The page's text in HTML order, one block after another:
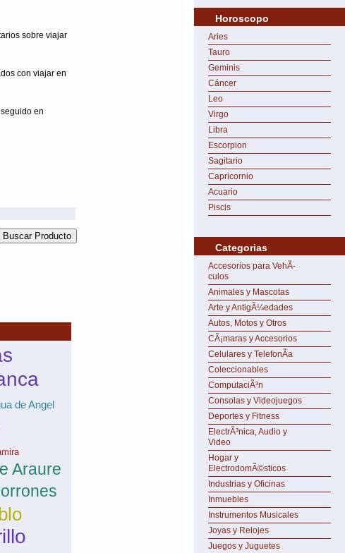
sobre viajar
con viajar en
en
de Angel
Araure
Horoscopo
Aries
Tauro
Geminis
Cáncer
Leo
Virgo
Libra
Escorpion
Sagitario
Capricornio
Acuario
Piscis
Categorias
Accesorios para VehÃ­
culos
Animales y Mascotas
Arte y AntigÃ¼edades
Autos, Motos y Otros
CÃ¡maras y Accesorios
Celulares y TelefonÃ­a
Coleccionables
ComputaciÃ³n
Consolas y Videojuegos
Deportes y Fitness
ElectrÃ³nica, Audio y
Video
Hogar y
ElectrodomÃ©sticos
Industrias y Oficinas
Inmuebles
Instrumentos Musicales
Joyas y Relojes
Juegos y Juguetes